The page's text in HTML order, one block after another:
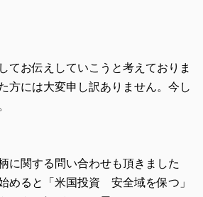
てお伝えしていこうと考えておりま
方には大変申し訳ありません。今し
に関する問い合わせも頂きました
めると「米国投資 安全域を保つ」